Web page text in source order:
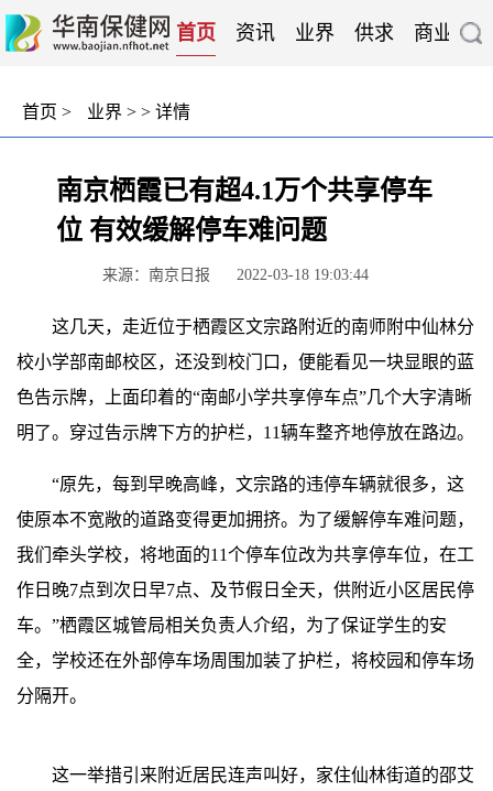
首页 资讯 业界 供求 商业
首页 > 业界 > > 详情
南京栖霞已有超4.1万个共享停车
位 有效缓解停车难问题
来源：南京日报 2022-03-18 19:03:44
这几天，走近位于栖霞区文宗路附近的南师附中仙林分
校小学部南邮校区，还没到校门口，便能看见一块显眼的蓝
色告示牌，上面印着的“南邮小学共享停车点”几个大字清晰
明了。穿过告示牌下方的护栏，11辆车整齐地停放在路边。
“原先，每到早晚高峰，文宗路的违停车辆就很多，这
使原本不宽敞的道路变得更加拥挤。为了缓解停车难问题，
我们牵头学校，将地面的11个停车位改为共享停车位，在工
作日晚7点到次日早7点、及节假日全天，供附近小区居民停
车。”栖霞区城管局相关负责人介绍，为了保证学生的安
全，学校还在外部停车场周围加装了护栏，将校园和停车场
分隔开。
这一举措引来附近居民连声叫好，家住仙林街道的邵艾